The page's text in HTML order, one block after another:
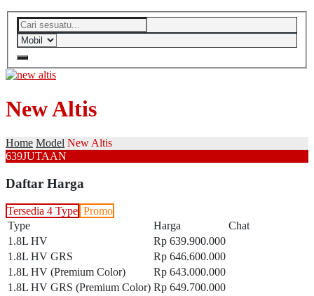
New Altis
Home Model New Altis
639JUTAAN
Daftar Harga
Tersedia 4 Type Promo
Type
Harga
Chat
1.8L HV
Rp 639.900.000
1.8L HV GRS
Rp 646.600.000
1.8L HV (Premium Color)
Rp 643.000.000
1.8L HV GRS (Premium Color) Rp 649.700.000